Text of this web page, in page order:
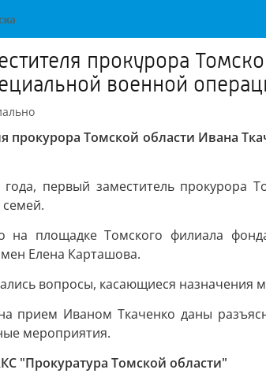
прокурора
военной
прокурора Томской области Ивана
первый заместитель прокурора
на площадке Томского филиала
Елена Карташова.
вопросы, касающиеся назначения
прием Иваном Ткаченко даны
мероприятия.
"Прокуратура Томской области"